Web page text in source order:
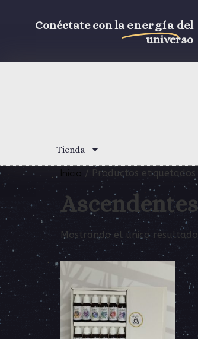
Conéctate con la energía del
universo
Tienda
Inicio / Productos etiquetados
Ascendentes
Mostrando el único resultado